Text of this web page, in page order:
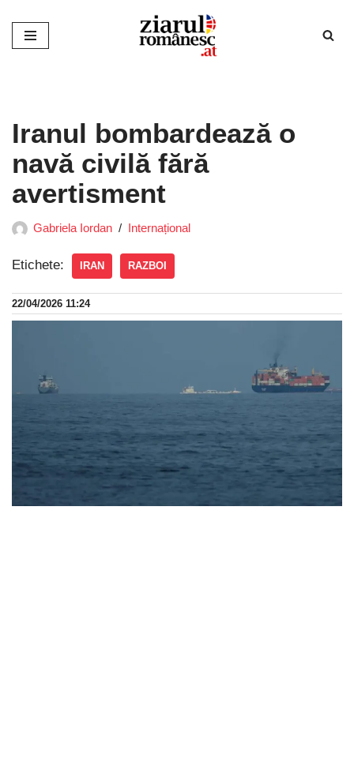
Sari
Iranul bombardează o
navă civilă fără
avertisment
Gabriela Iordan Internațional
Etichete: IRAN RAZBOI
22/04/2026 11:24